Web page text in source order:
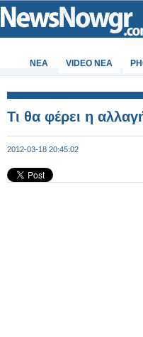
ΝΕΑ VIDEO NEA
Τι θα φέρει η
2012-03-18 20:45:02